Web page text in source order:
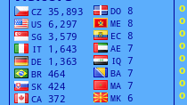
o
o
o
o
o
o
o
o